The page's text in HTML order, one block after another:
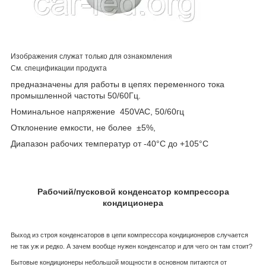
Изображения служат только для ознакомления
См. спецификации продукта
предназначены для работы в цепях переменного тока
промышленной частоты 50/60Гц.
Номинальное напряжение 450VAC, 50/60гц
Отклонение емкости, не более ±5%,
Диапазон рабочих температур от -40°С до +105°С
Рабочий/пусковой конденсатор компрессора
кондиционера
Выход из строя конденсаторов в цепи компрессора кондиционеров случается
не так уж и редко. А зачем вообще нужен конденсатор и для чего он там стоит?
Бытовые кондиционеры небольшой мощности в основном питаются от